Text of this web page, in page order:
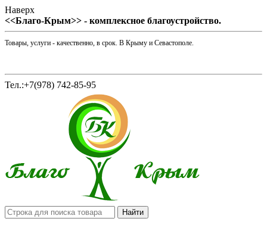
Наверх
<<Благо-Крым>> - комплексное благоустройство.
Товары, услуги - качественно, в срок. В Крыму и Севастополе.
Тел.:+7(978) 742-85-95